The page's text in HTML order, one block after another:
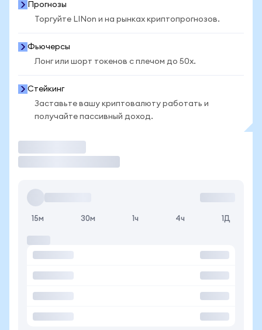
Прогнозы
Торгуйте LINon и на рынках криптопрогнозов.
Фьючерсы
Лонг или шорт токенов с плечом до 50x.
Стейкинг
Заставьте вашу криптовалюту работать и
получайте пассивный доход.
15м 30м 1ч 4ч 1Д